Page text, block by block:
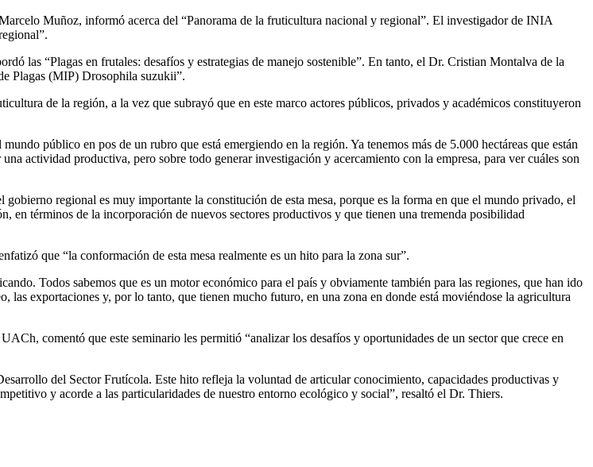
Muñoz, informó acerca del “Panorama de la fruticultura nacional y regional”. El investigador de INIA
las “Plagas en frutales: desafíos y estrategias de manejo sostenible”. En tanto, el Dr. Cristian Montalva de la
Plagas (MIP) Drosophila suzukii”.
de la región, a la vez que subrayó que en este marco actores públicos, privados y académicos constituyeron
público en pos de un rubro que está emergiendo en la región. Ya tenemos más de 5.000 hectáreas que están
actividad productiva, pero sobre todo generar investigación y acercamiento con la empresa, para ver cuáles son
regional es muy importante la constitución de esta mesa, porque es la forma en que el mundo privado, el
en términos de la incorporación de nuevos sectores productivos y que tienen una tremenda posibilidad
que “la conformación de esta mesa realmente es un hito para la zona sur”.
Todos sabemos que es un motor económico para el país y obviamente también para las regiones, que han ido
las exportaciones y, por lo tanto, que tienen mucho futuro, en una zona en donde está moviéndose la agricultura
comentó que este seminario les permitió “analizar los desafíos y oportunidades de un sector que crece en
del Sector Frutícola. Este hito refleja la voluntad de articular conocimiento, capacidades productivas y
y acorde a las particularidades de nuestro entorno ecológico y social”, resaltó el Dr. Thiers.